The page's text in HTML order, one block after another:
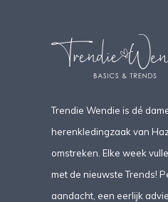
Trendie Wendie is dé
herenkledingzaak van
omstreken. Elke week
met de nieuwste Trends!
aandacht, een eerlijk